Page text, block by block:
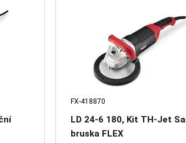
FX-418870
LD 24-6 180, Kit TH-Jet
bruska FLEX